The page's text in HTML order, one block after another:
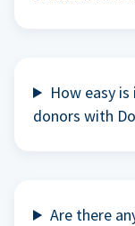
How easy
donors with
Are there